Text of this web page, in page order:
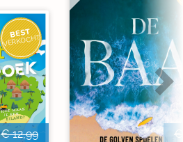
BEST
VERKOCHT
€ 12,99 €